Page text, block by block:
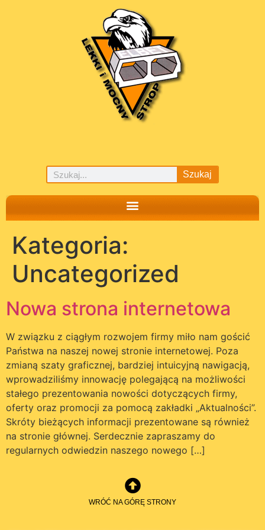
Szukaj
Kategoria:
Uncategorized
Nowa strona internetowa
W związku z ciągłym rozwojem firmy miło nam gościć
Państwa na naszej nowej stronie internetowej. Poza
zmianą szaty graficznej, bardziej intuicyjną nawigacją,
wprowadziliśmy innowację polegającą na możliwości
stałego prezentowania nowości dotyczących firmy,
oferty oraz promocji za pomocą zakładki „Aktualności”.
Skróty bieżących informacji prezentowane są również
na stronie głównej. Serdecznie zapraszamy do
regularnych odwiedzin naszego nowego […]
WRÓĆ NA GÓRĘ STRONY